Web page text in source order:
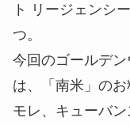
ト リージェンシ
つ。
今回のゴールデ
は、「南米」の
モレ、キューバ